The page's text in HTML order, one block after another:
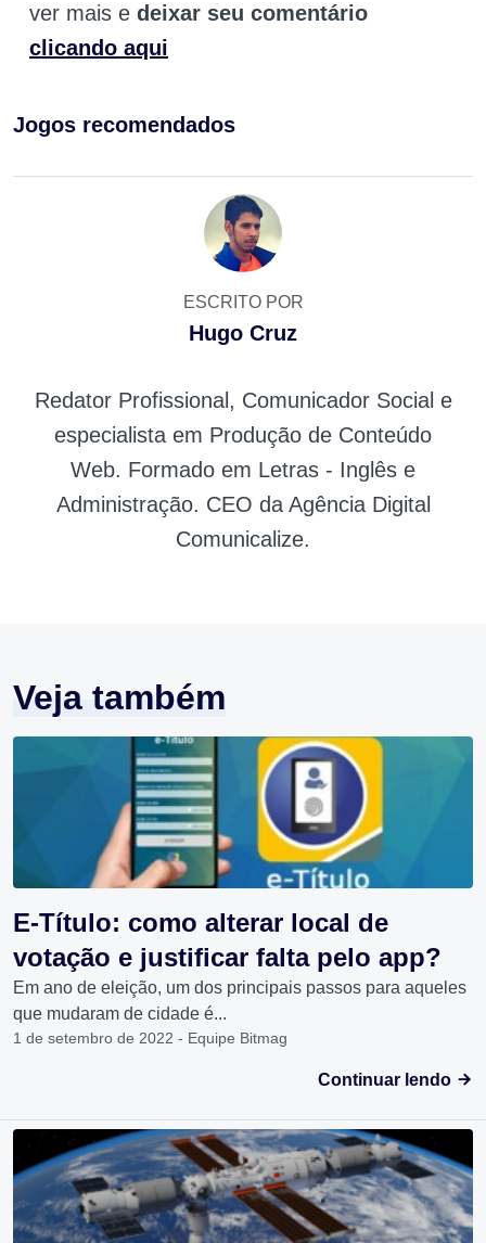
ver mais e deixar seu comentário
clicando aqui
Jogos recomendados
ESCRITO POR
Hugo Cruz
Redator Profissional, Comunicador Social e
especialista em Produção de Conteúdo
Web. Formado em Letras - Inglês e
Administração. CEO da Agência Digital
Comunicalize.
Veja também
E-Título: como alterar local de
votação e justificar falta pelo app?
Em ano de eleição, um dos principais passos para aqueles
que mudaram de cidade é...
1 de setembro de 2022 - Equipe Bitmag
Continuar lendo